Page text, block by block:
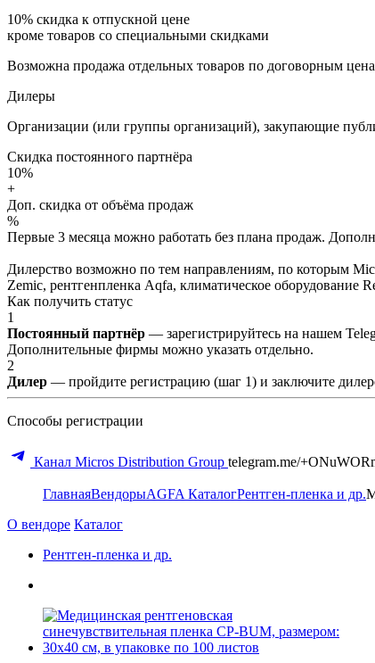
10% скидка к отпускной цене
кроме товаров со специальными скидками
Возможна продажа отдельных товаров по договорным
Дилеры
Организации (или группы организаций), закупающие
Скидка постоянного партнёра
10%
+
Доп. скидка от объёма продаж
%
Первые 3 месяца можно работать без плана продаж.
Дилерство возможно по тем направлениям, по которым
Zemic, рентгенпленка Aqfa, климатическое оборудование
Как получить статус
1
Постоянный партнёр — зарегистрируйтесь на нашем
Дополнительные фирмы можно указать отдельно.
2
Дилер — пройдите регистрацию (шаг 1) и заключите
Способы регистрации
Канал Micros Distribution Group telegram.me/
ГлавнаяВендорыAGFA КаталогРентген-пленка и др.
О вендоре Каталог
Рентген-пленка и др.